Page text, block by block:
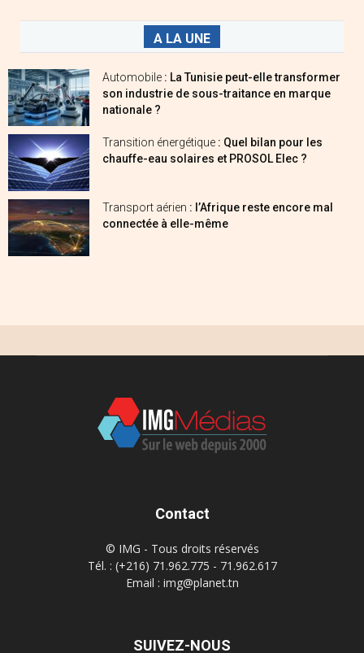
A LA UNE
Automobile : La Tunisie peut-elle transformer
son industrie de sous-traitance en marque
nationale ?
Transition énergétique : Quel bilan pour les
chauffe-eau solaires et PROSOL Elec ?
Transport aérien : l’Afrique reste encore mal
connectée à elle-même
Contact
© IMG - Tous droits réservés
Tél. : (+216) 71.962.775 - 71.962.617
Email : img@planet.tn
SUIVEZ-NOUS